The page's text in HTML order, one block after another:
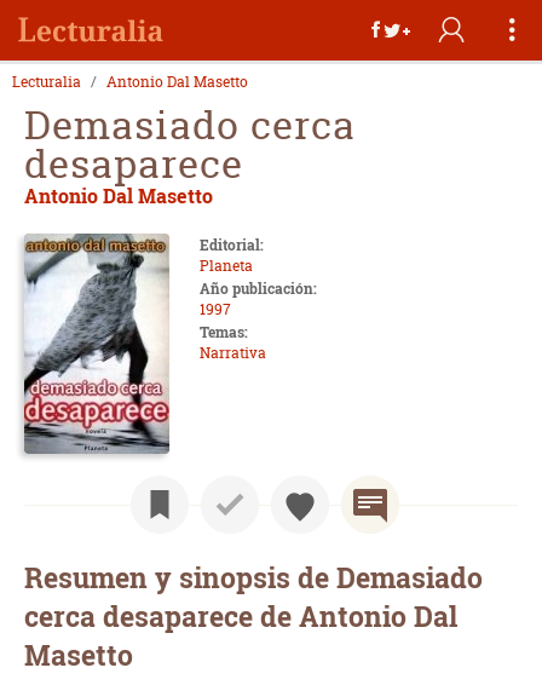
Lecturalia Antonio Dal Masetto
Demasiado cerca
desaparece
Antonio Dal Masetto
Editorial:
Planeta
Año publicación:
1997
Temas:
Narrativa
Resumen y sinopsis de Demasiado
cerca desaparece de Antonio Dal
Masetto